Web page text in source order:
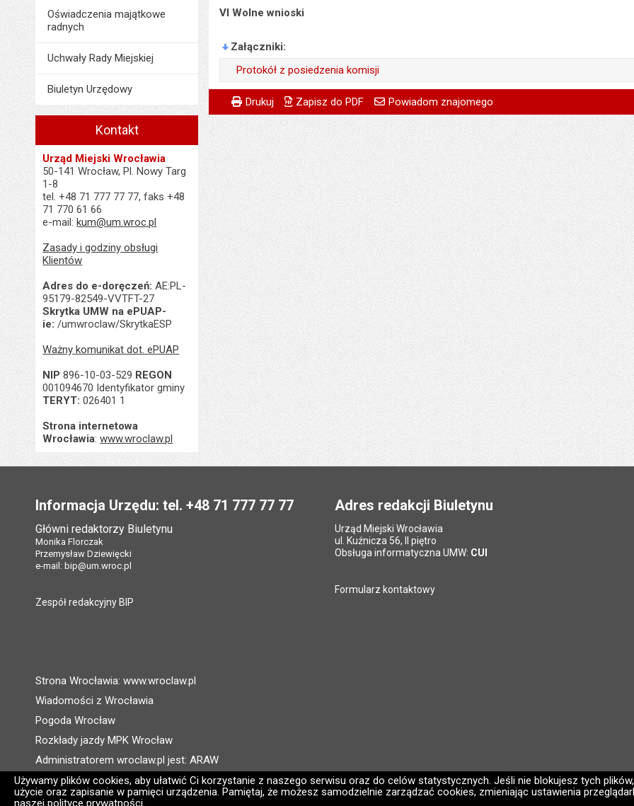
Używamy plików cookies, aby ułatwić Ci korzystanie z naszego serwisu oraz do celów statystycznych. Jeśli nie blokujesz tych
użycie oraz zapisanie w pamięci urządzenia. Pamiętaj, że możesz samodzielnie zarządzać cookies, zmieniając ustawienia
naszej polityce prywatności.
Oświadczenia majątkowe
radnych
Uchwały Rady Miejskiej
Biuletyn Urzędowy
Kontakt
Urząd Miejski Wrocławia
50-141 Wrocław, Pl. Nowy Targ
1-8
tel. +48 71 777 77 77, faks +48
71 770 61 66
e-mail:kum@um.wroc.pl
Zasady i godziny obsługi
Klientów
Adres do e-doręczeń: AE:PL-
95179-82549-VVTFT-27
Skrytka UMW na ePUAP-
ie: /umwroclaw/SkrytkaESP
Ważny komunikat dot. ePUAP
NIP 896-10-03-529 REGON
001094670 Identyfikator gminy
TERYT: 026401 1
Strona internetowa
Wrocławia:www.wroclaw.pl
VI Wolne wnioski
Załączniki
Protokół z posiedzenia komisji
Wytworzył:
Data wytworzenia:
15.05.2017
Metryczka
Wytworzył:
Bohdan Aniszczyk
Powiadom znajomego Powiadom znajomego
Twoje imię i nazwiskoPole wymagane
Drukuj Zapisz do PDF Powiadom znajomego
Informacja Urzędu: tel. +48 71 777 77 77
Główni redaktorzy Biuletynu
Monika Florczak
Przemysław Dziewięcki
e-mail: bip@um.wroc.pl
Zespół redakcyjny BIP
Adres redakcji Biuletynu
Urząd Miejski Wrocławia
ul. Kuźnicza 56, II piętro
Obsługa informatyczna UMW: CUI
Formularz kontaktowy
Strona Wrocławia: www.wroclaw.pl
Wiadomości z Wrocławia
Pogoda Wrocław
Rozkłady jazdy MPK Wrocław
Administratorem wroclaw.pl jest: ARAW
Wersja systemu: 2.8.30.09